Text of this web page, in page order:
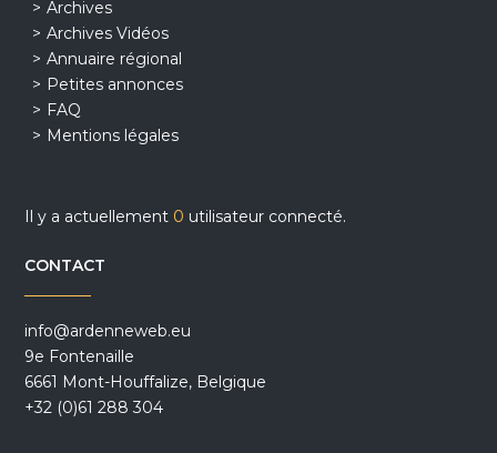
Archives
Archives Vidéos
Annuaire régional
Petites annonces
FAQ
Mentions légales
Il y a actuellement 0 utilisateur connecté.
CONTACT
info@ardenneweb.eu
9e Fontenaille
6661 Mont-Houffalize, Belgique
+32 (0)61 288 304